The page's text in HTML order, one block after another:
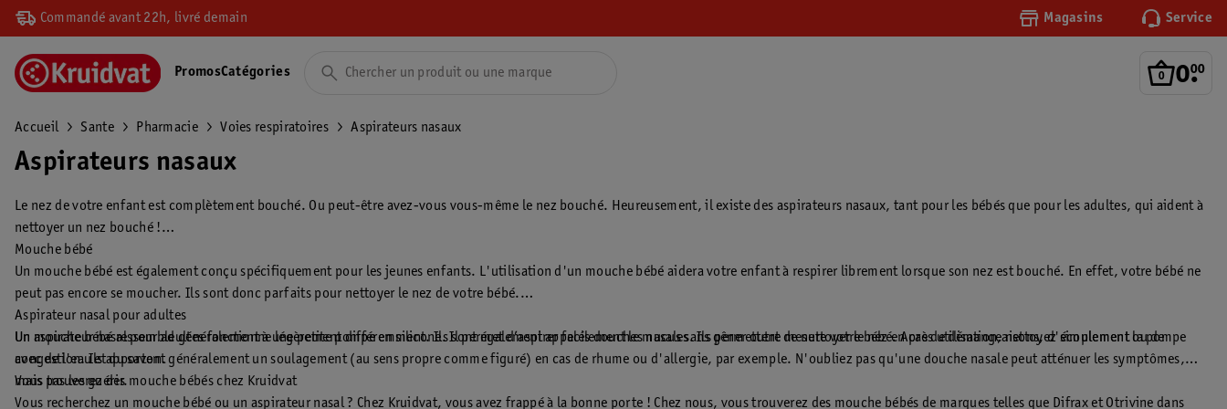
Commandé avant 22h, livré demain Magasins Service
0.
00
PromosCatégories
Accueil Sante Pharmacie Voies respiratoires Aspirateurs nasaux
Aspirateurs nasaux
Le nez de votre enfant est complètement bouché. Ou peut-être avez-vous vous-même le nez bouché. Heureusement, il existe des aspirateurs nasaux, tant pour les bébés que pour les adultes, qui aident à
nettoyer un nez bouché !
Mouche bébé
Un mouche bébé est également conçu spécifiquement pour les jeunes enfants. L'utilisation d'un mouche bébé aidera votre enfant à respirer librement lorsque son nez est bouché. En effet, votre bébé ne
peut pas encore se moucher. Ils sont donc parfaits pour nettoyer le nez de votre bébé.
Un mouche bébé ressemble généralement à une petite pompe en silicone. Il permet d’aspirer facilement le mucus sans gêner outre mesure votre bébé. Après utilisation, nettoyez simplement la pompe
avec de l'eau et du savon.
Aspirateur nasal pour adultes
Un aspirateur nasal pour adultes fonctionne légèrement différemment. Ils sont également appelés douches nasales. Ils permettent de nettoyer le nez en cas de démangeaisons, d'écoulement ou de
congestion. Ils apportent généralement un soulagement (au sens propre comme figuré) en cas de rhume ou d'allergie, par exemple. N'oubliez pas qu'une douche nasale peut atténuer les symptômes,
mais pas les guérir.
Vous trouverez des mouche bébés chez Kruidvat
Vous recherchez un mouche bébé ou un aspirateur nasal ? Chez Kruidvat, vous avez frappé à la bonne porte ! Chez nous, vous trouverez des mouche bébés de marques telles que Difrax et Otrivine dans